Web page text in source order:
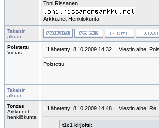
Toni Rissanen
Arkku.net Henkilökunta
Takaisin
alkuun
Poistettu
Vieras
Lähetetty: 8.10.2009 14:32 Viestin aihe:
Poistettu
Takaisin
alkuun
Tonzas
Arkku.net
henkilökunta
Lähetetty: 8.10.2009 14:48 Viestin aihe: Re:
t1c1 kirjoitti: